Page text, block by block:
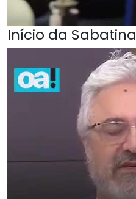
Início da Sabatina